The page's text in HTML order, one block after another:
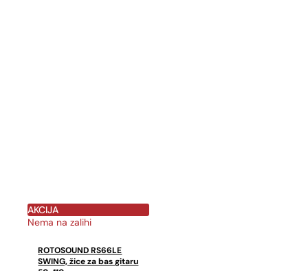
AKCIJA
Nema na zalihi
ROTOSOUND RS66LE
SWING, žice za bas gitaru